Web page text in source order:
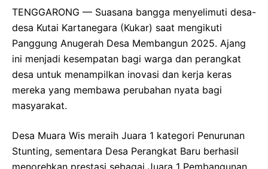
TENGGARONG — Suasana bangga menyelimuti desa-
desa Kutai Kartanegara (Kukar) saat mengikuti
Panggung Anugerah Desa Membangun 2025. Ajang
ini menjadi kesempatan bagi warga dan perangkat
desa untuk menampilkan inovasi dan kerja keras
mereka yang membawa perubahan nyata bagi
masyarakat.
Desa Muara Wis meraih Juara 1 kategori Penurunan
Stunting, sementara Desa Perangkat Baru berhasil
menorehkan prestasi sebagai Juara 1 Pembangunan